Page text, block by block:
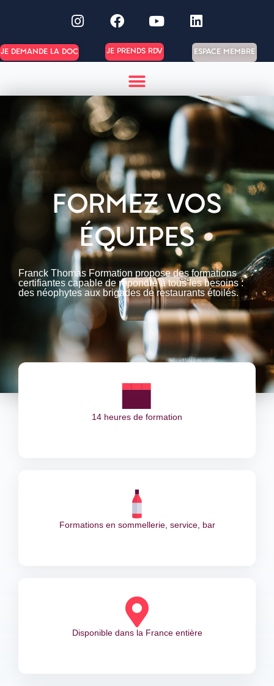
JE DEMANDE LA DOC JE PRENDS RDV ESPACE MEMBRE
FORMEZ VOS
ÉQUIPES
Franck Thomas Formation propose des formations
certifiantes capable de répondre à tous les besoins :
des néophytes aux brigades de restaurants étoilés.
14 heures de formation
Formations en sommellerie, service, bar
Disponible dans la France entière